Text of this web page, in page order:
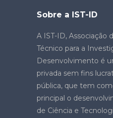
Sobre a IST-ID
A IST-ID, Associação
Técnico para a
Desenvolvimento é
privada sem fins
pública, que tem
principal o
de Ciência e